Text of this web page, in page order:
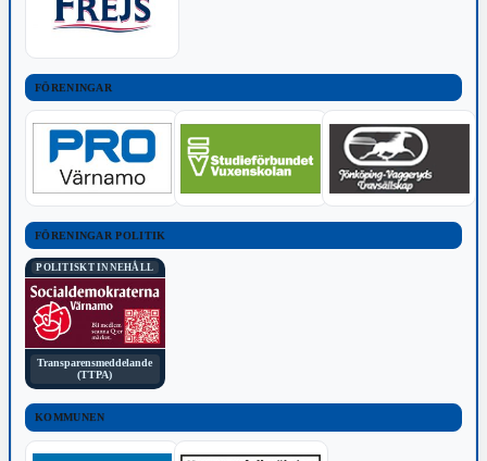
FÖRENINGAR
FÖRENINGAR POLITIK
POLITISKT INNEHÅLL
Transparensmeddelande
(TTPA)
KOMMUNEN